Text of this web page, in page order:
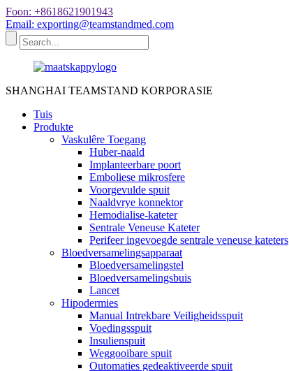
Foon: +8618621901943
Email: exporting@teamstandmed.com
SHANGHAI TEAMSTAND KORPORASIE
Tuis
Produkte
Vaskulêre Toegang
Huber-naald
Implanteerbare poort
Emboliese mikrosfere
Voorgevulde spuit
Naaldvrye konnektor
Hemodialise-kateter
Sentrale Veneuse Kateter
Perifeer ingevoegde sentrale veneuse kateters
Bloedversamelingsapparaat
Bloedversamelingstel
Bloedversamelingsbuis
Lancet
Hipodermies
Manual Intrekbare Veiligheidsspuit
Voedingsspuit
Insulienspuit
Weggooibare spuit
Outomaties gedeaktiveerde spuit